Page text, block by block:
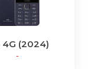
4G (2024)
-